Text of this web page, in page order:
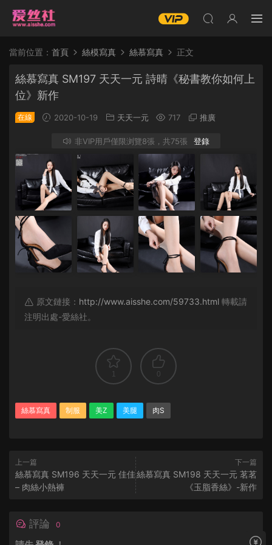
當前位置： 首頁 絲模寫真 絲慕寫真 正文
絲慕寫真 SM197 天天一元 詩晴《秘書教你如何上
位》新作
在線 2020-10-19 天天一元 717 推廣
非VIP用戶僅限浏覽8張，共75張 登錄
原文鏈接： http://www.aisshe.com/59733.html 轉載請
注明出處-愛絲社。
1 0
絲慕寫真 制服 美Z 美腿 肉S
上一篇
絲慕寫真 SM196 天天一元 佳佳
– 肉絲小熱褲
下一篇
絲慕寫真 SM198 天天一元 茗茗
《玉脂香絲》-新作
評論 0